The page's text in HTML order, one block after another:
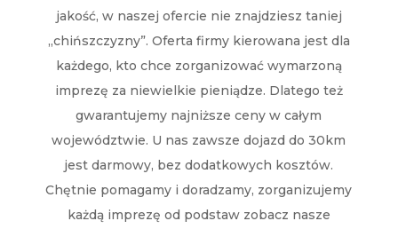
jakość, w naszej ofercie nie znajdziesz taniej
„chińszczyzny”. Oferta firmy kierowana jest dla
każdego, kto chce zorganizować wymarzoną
imprezę za niewielkie pieniądze. Dlatego też
gwarantujemy najniższe ceny w całym
województwie. U nas zawsze dojazd do 30km
jest darmowy, bez dodatkowych kosztów.
Chętnie pomagamy i doradzamy, zorganizujemy
każdą imprezę od podstaw zobacz nasze